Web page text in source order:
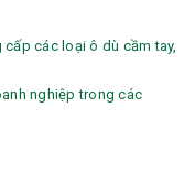
các loại ô dù cầm tay,
nghiệp trong các